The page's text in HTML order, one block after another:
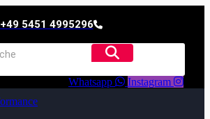
+49 5451 4995296
Whatsapp Instagram